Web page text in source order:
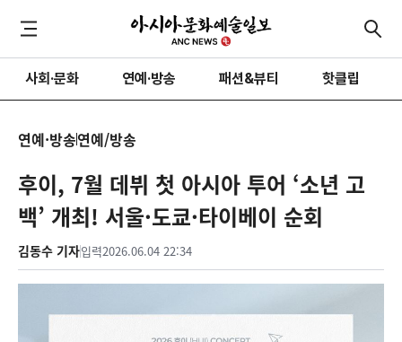
사회·문화 연예·방송 패션&뷰티 핫클립
연예·방송연예/방송
후이, 7월 데뷔 첫 아시아 투어 ‘소년 고
백’ 개최! 서울·도쿄·타이베이 순회
김동수 기자입력2026.06.04 22:34